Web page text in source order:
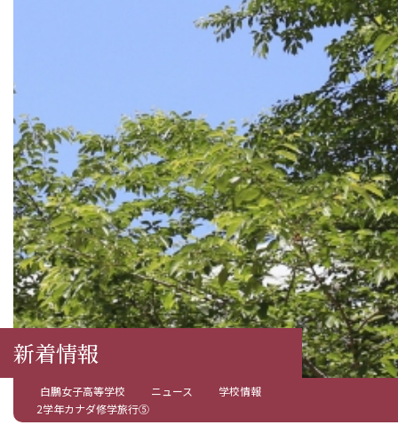
新着情報
白鵬女子高等学校 ニュース
学校情報
2学年カナダ修学旅行⑤